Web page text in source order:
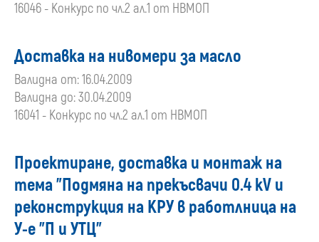
16046 - Конкурс по чл.2 ал.1 от НВМОП
Доставка на нивомери за масло
Валидна от: 16.04.2009
Валидна до: 30.04.2009
16041 - Конкурс по чл.2 ал.1 от НВМОП
Проектиране, доставка и монтаж на
тема "Подмяна на прекъсвачи 0.4 kV и
реконструкция на КРУ в работлница на
У-е "П и УТЦ"